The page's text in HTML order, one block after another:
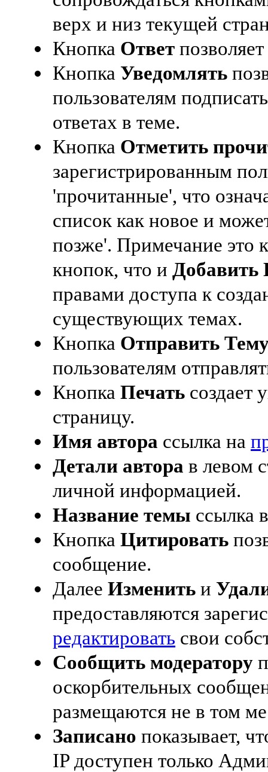
верх и низ текущей
Кнопка Ответ
Кнопка Уведомлять
пользователям
ответах в теме.
Кнопка Отметить
зарегистрированным
'прочитанные', что
список как новое и
позже'. Примечание это
кнопок, что иДобавить
правами доступа к
существующих темах.
Кнопка Отправить
пользователям
КнопкаПечать создает
страницу.
Имя автора ссылка на
Детали автора в левом
личной информацией.
Название темы ссылка
КнопкаЦитировать
сообщение.
ДалееИзменить и
предоставляются
редактировать свои
Сообщить модератору
оскорбительных
размещаются не в том
Записано показывает,
IP доступен только